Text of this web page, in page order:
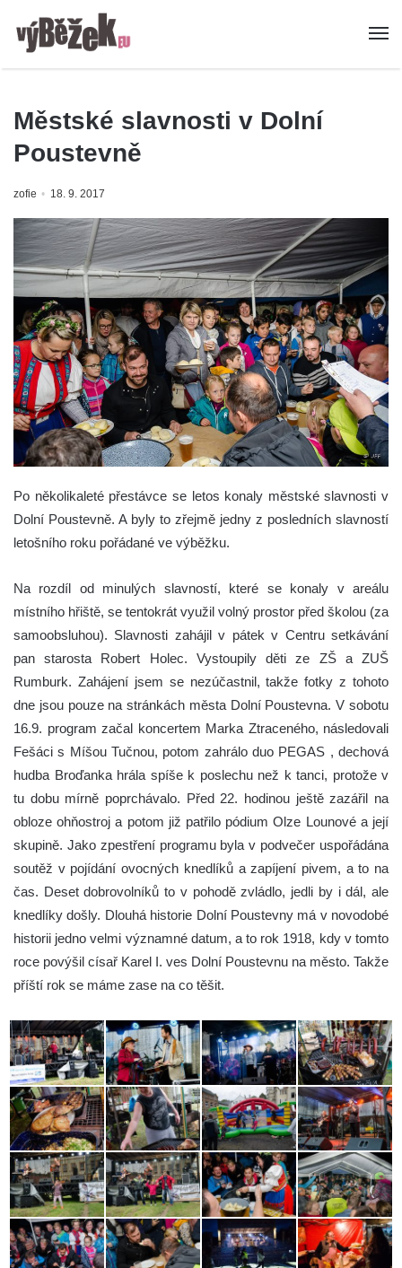
Městské slavnosti v Dolní
Poustevně
zofie 18. 9. 2017
Po několikaleté přestávce se letos konaly městské slavnosti v
Dolní Poustevně. A byly to zřejmě jedny z posledních slavností
letošního roku pořádané ve výběžku.
Na rozdíl od minulých slavností, které se konaly v areálu
místního hřiště, se tentokrát využil volný prostor před školou (za
samoobsluhou). Slavnosti zahájil v pátek v Centru setkávání
pan starosta Robert Holec. Vystoupily děti ze ZŠ a ZUŠ
Rumburk. Zahájení jsem se nezúčastnil, takže fotky z tohoto
dne jsou pouze na stránkách města Dolní Poustevna. V sobotu
16.9. program začal koncertem Marka Ztraceného, následovali
Fešáci s Míšou Tučnou, potom zahrálo duo PEGAS , dechová
hudba Broďanka hrála spíše k poslechu než k tanci, protože v
tu dobu mírně poprchávalo. Před 22. hodinou ještě zazářil na
obloze ohňostroj a potom již patřilo pódium Olze Lounové a její
skupině. Jako zpestření programu byla v podvečer uspořádána
soutěž v pojídání ovocných knedlíků a zapíjení pivem, a to na
čas. Deset dobrovolníků to v pohodě zvládlo, jedli by i dál, ale
knedlíky došly. Dlouhá historie Dolní Poustevny má v novodobé
historii jedno velmi významné datum, a to rok 1918, kdy v tomto
roce povýšil císař Karel I. ves Dolní Poustevnu na město. Takže
příští rok se máme zase na co těšit.